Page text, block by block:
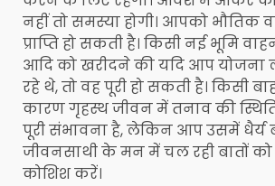
नहीं तो समस्या होगी। आपको भौतिक
प्राप्ति हो सकती है। किसी नई भूमि
आदि को खरीदने की यदि आप
रहे थे, तो वह पूरी हो सकती है। किसी
कारण गृहस्थ जीवन में तनाव की
पूरी संभावना है, लेकिन आप उसमें
जीवनसाथी के मन में चल रही बातों
कोशिश करें।